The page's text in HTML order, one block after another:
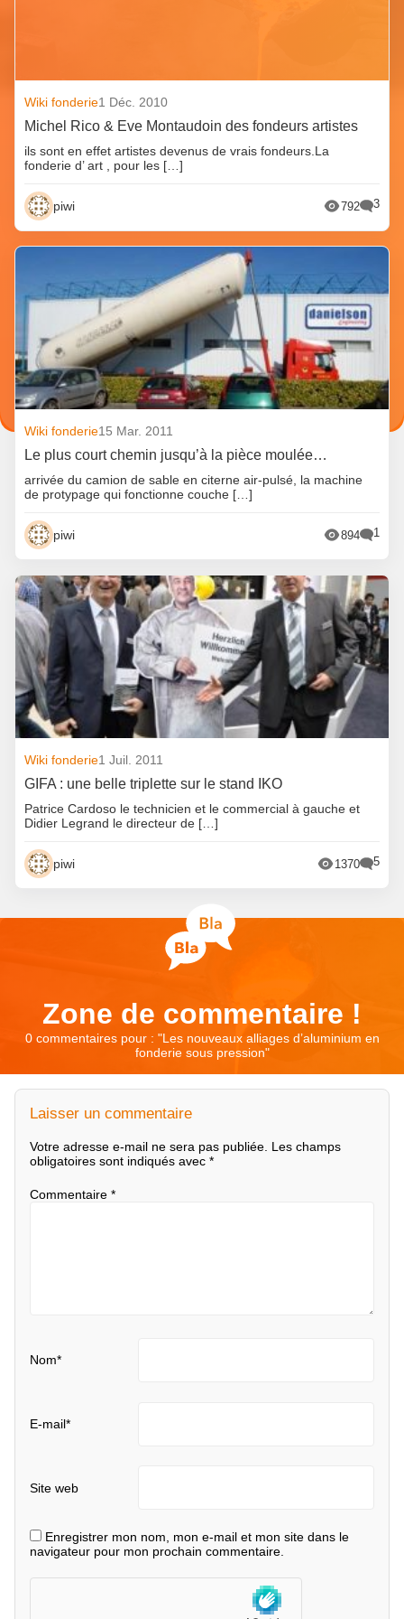
Wiki fonderie1 Déc. 2010
Michel Rico & Eve Montaudoin des fondeurs artistes
ils sont en effet artistes devenus de vrais fondeurs.La
fonderie d’ art , pour les […]
piwi 792 3
Wiki fonderie15 Mar. 2011
Le plus court chemin jusqu’à la pièce moulée…
arrivée du camion de sable en citerne air-pulsé, la machine
de protypage qui fonctionne couche […]
piwi 894 1
Wiki fonderie1 Juil. 2011
GIFA : une belle triplette sur le stand IKO
Patrice Cardoso le technicien et le commercial à gauche et
Didier Legrand le directeur de […]
piwi 1370 5
Zone de commentaire !
0 commentaires pour : "Les nouveaux alliages d’aluminium en
fonderie sous pression"
Laisser un commentaire
Votre adresse e-mail ne sera pas publiée. Les champs
obligatoires sont indiqués avec *
Commentaire *
Nom*
E-mail*
Site web
Enregistrer mon nom, mon e-mail et mon site dans le
navigateur pour mon prochain commentaire.